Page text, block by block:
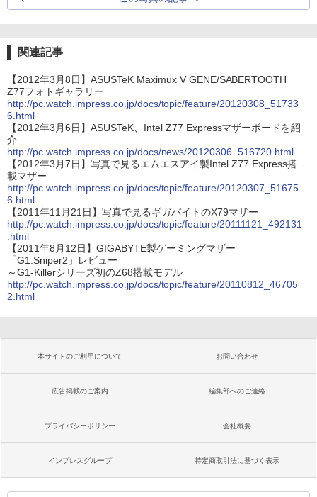
関連記事
【2012年3月8日】ASUSTeK Maximux V GENE/SABERTOOTH
Z77フォトギャラリー
http://pc.watch.impress.co.jp/docs/topic/feature/20120308_51733
6.html
【2012年3月6日】ASUSTeK、Intel Z77 Expressマザーボードを紹
介
http://pc.watch.impress.co.jp/docs/news/20120306_516720.html
【2012年3月7日】写真で見るエムエスアイ製Intel Z77 Express搭
載マザー
http://pc.watch.impress.co.jp/docs/topic/feature/20120307_51675
6.html
【2011年11月21日】写真で見るギガバイトのX79マザー
http://pc.watch.impress.co.jp/docs/topic/feature/20111121_492131
.html
【2011年8月12日】GIGABYTE製ゲーミングマザー
「G1.Sniper2」レビュー
～G1-Killerシリーズ初のZ68搭載モデル
http://pc.watch.impress.co.jp/docs/topic/feature/20110812_46705
2.html
本サイトのご利用について お問い合わせ
広告掲載のご案内 編集部へのご連絡
プライバシーポリシー 会社概要
インプレスグループ 特定商取引法に基づく表示